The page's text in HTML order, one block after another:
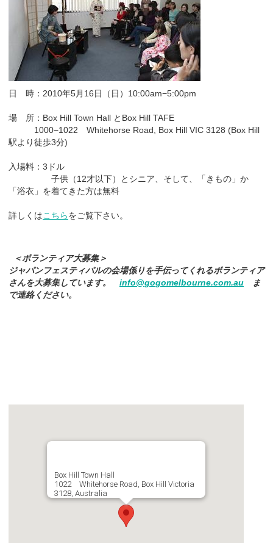
日 時：2010年5月16日（日）10:00am−5:00pm
場 所：Box Hill Town Hall とBox Hill TAFE
1000−1022 Whitehorse Road, Box Hill VIC 3128 (Box Hill
駅より徒歩3分)
入場料：3ドル
子供（12才以下）とシニア、そして、「きもの」か
「浴衣」を着てきた方は無料
詳しくはこちらをご覧下さい。
＜ボランティア大募集＞
ジャパンフェスティバルの会場係りを手伝ってくれるボランティア
さんを大募集しています。 info@gogomelbourne.com.au ま
で連絡ください。
Box Hill Town Hall
1022 Whitehorse Road, Box Hill Victoria
3128, Australia